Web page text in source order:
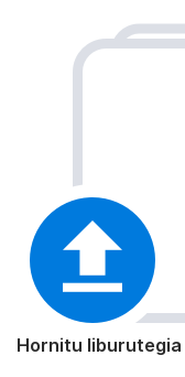
Hornitu liburutegia